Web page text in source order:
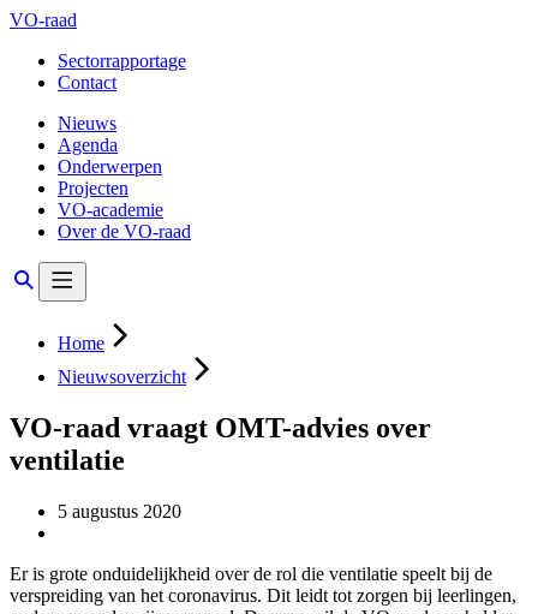
VO-raad
Sectorrapportage
Contact
Nieuws
Agenda
Onderwerpen
Projecten
VO-academie
Over de VO-raad
Home
Nieuwsoverzicht
VO-raad vraagt OMT-advies over
ventilatie
5 augustus 2020
Er is grote onduidelijkheid over de rol die ventilatie speelt bij de
verspreiding van het coronavirus. Dit leidt tot zorgen bij leerlingen,